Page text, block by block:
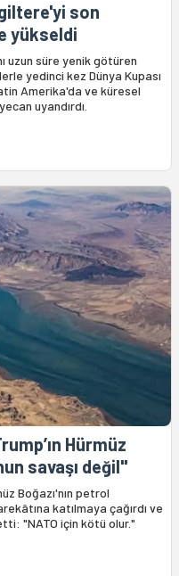
son
yükseldi
uzun süre yenik götüren
yedinci kez Dünya Kupası
Amerika'da ve küresel
uyandırdı.
Hürmüz
savaşı değil"
Boğazı'nın petrol
katılmaya çağırdı ve
"NATO için kötü olur."